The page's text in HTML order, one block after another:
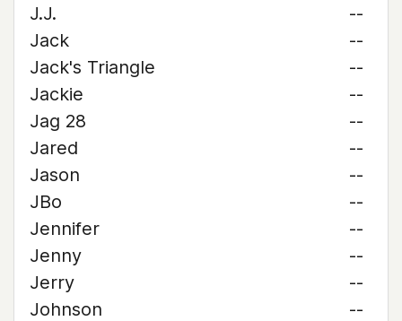
J.J.
--
Jack
--
Jack's Triangle
--
Jackie
--
Jag 28
--
Jared
--
Jason
--
JBo
--
Jennifer
--
Jenny
--
Jerry
--
Johnson
--